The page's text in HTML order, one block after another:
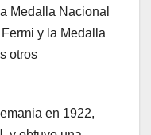
Medalla Nacional
y la Medalla
otros
en 1922,